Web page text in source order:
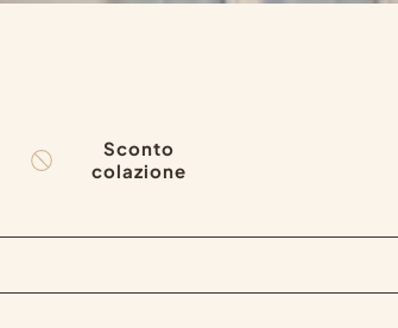
Sconto
colazione